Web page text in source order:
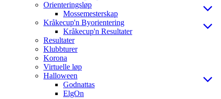
Orienteringsløp
Mossemesterskap
Kråkecup'n Byorientering
Kråkecup'n Resultater
Resultater
Klubbturer
Korona
Virtuelle løp
Halloween
Godnattas
ElgOn